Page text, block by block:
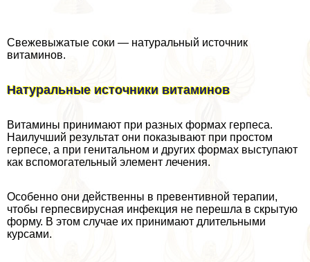
Свежевыжатые соки — натуральный источник
витаминов.
Натуральные источники витаминов
Витамины принимают при разных формах гepпeса.
Наилучший результат они показывают при простом
гepпeсе, а при гeнитaльном и других формах выступают
как вспомогательный элемент лечения.
Особенно они действенны в превентивной терапии,
чтобы гepпeсвирусная инфекция не перешла в скрытую
форму. В этом случае их принимают длительными
курсами.